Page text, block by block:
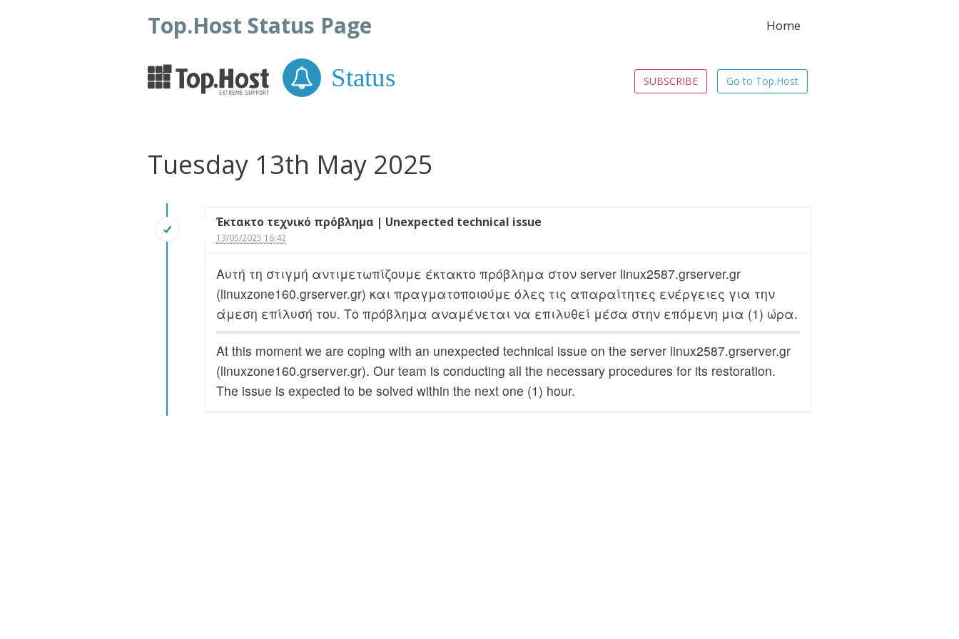
Top.Host Status Page Home
Status SUBSCRIBE Go to Top.Host
Tuesday 13th May 2025
Έκτακτο τεχνικό πρόβλημα | Unexpected technical issue
13/05/2025 16:42
Αυτή τη στιγμή αντιμετωπίζουμε έκτακτο πρόβλημα στον server linux2587.grserver.gr
(linuxzone160.grserver.gr) και πραγματοποιούμε όλες τις απαραίτητες ενέργειες για την
άμεση επίλυσή του. Το πρόβλημα αναμένεται να επιλυθεί μέσα στην επόμενη μια (1) ώρα.
At this moment we are coping with an unexpected technical issue on the server linux2587.grserver.gr
(linuxzone160.grserver.gr). Our team is conducting all the necessary procedures for its restoration.
The issue is expected to be solved within the next one (1) hour.